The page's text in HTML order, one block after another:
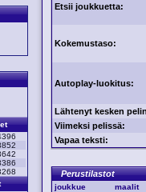
Etsii joukkuetta:
Kokemustaso:
Autoplay-luokitus:
Lähtenyt kesken
Viimeksi pelissä:
Vapaa teksti:
Perustilastot
joukkue maalit